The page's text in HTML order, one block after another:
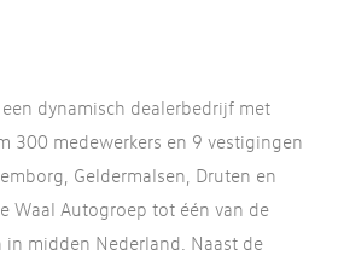
een dynamisch dealerbedrijf met
300 medewerkers en 9 vestigingen
Geldermalsen, Druten en
Waal Autogroep tot één van de
midden Nederland. Naast de